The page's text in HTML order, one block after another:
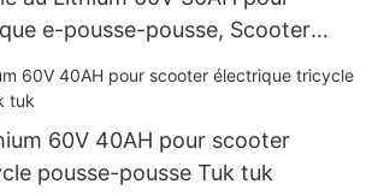
e-pousse-pousse, Scooter
60V 40AH pour scooter
pousse-pousse Tuk tuk